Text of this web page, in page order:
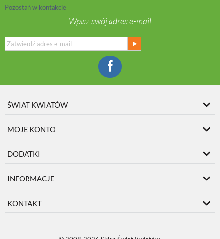
Pozostań w kontakcie
Wpisz swój adres e-mail
ŚWIAT KWIATÓW
MOJE KONTO
DODATKI
INFORMACJE
KONTAKT